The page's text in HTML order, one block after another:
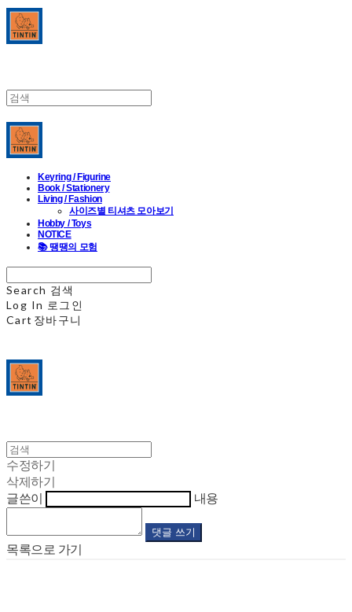
Keyring / Figurine
Book / Stationery
Living / Fashion
사이즈별 티셔츠 모아보기
Hobby / Toys
NOTICE
📚 땡땡의 모험
Search 검색
Log In 로그인
Cart 장바구니
수정하기
삭제하기
글쓴이
내용
댓글 쓰기
목록으로 가기